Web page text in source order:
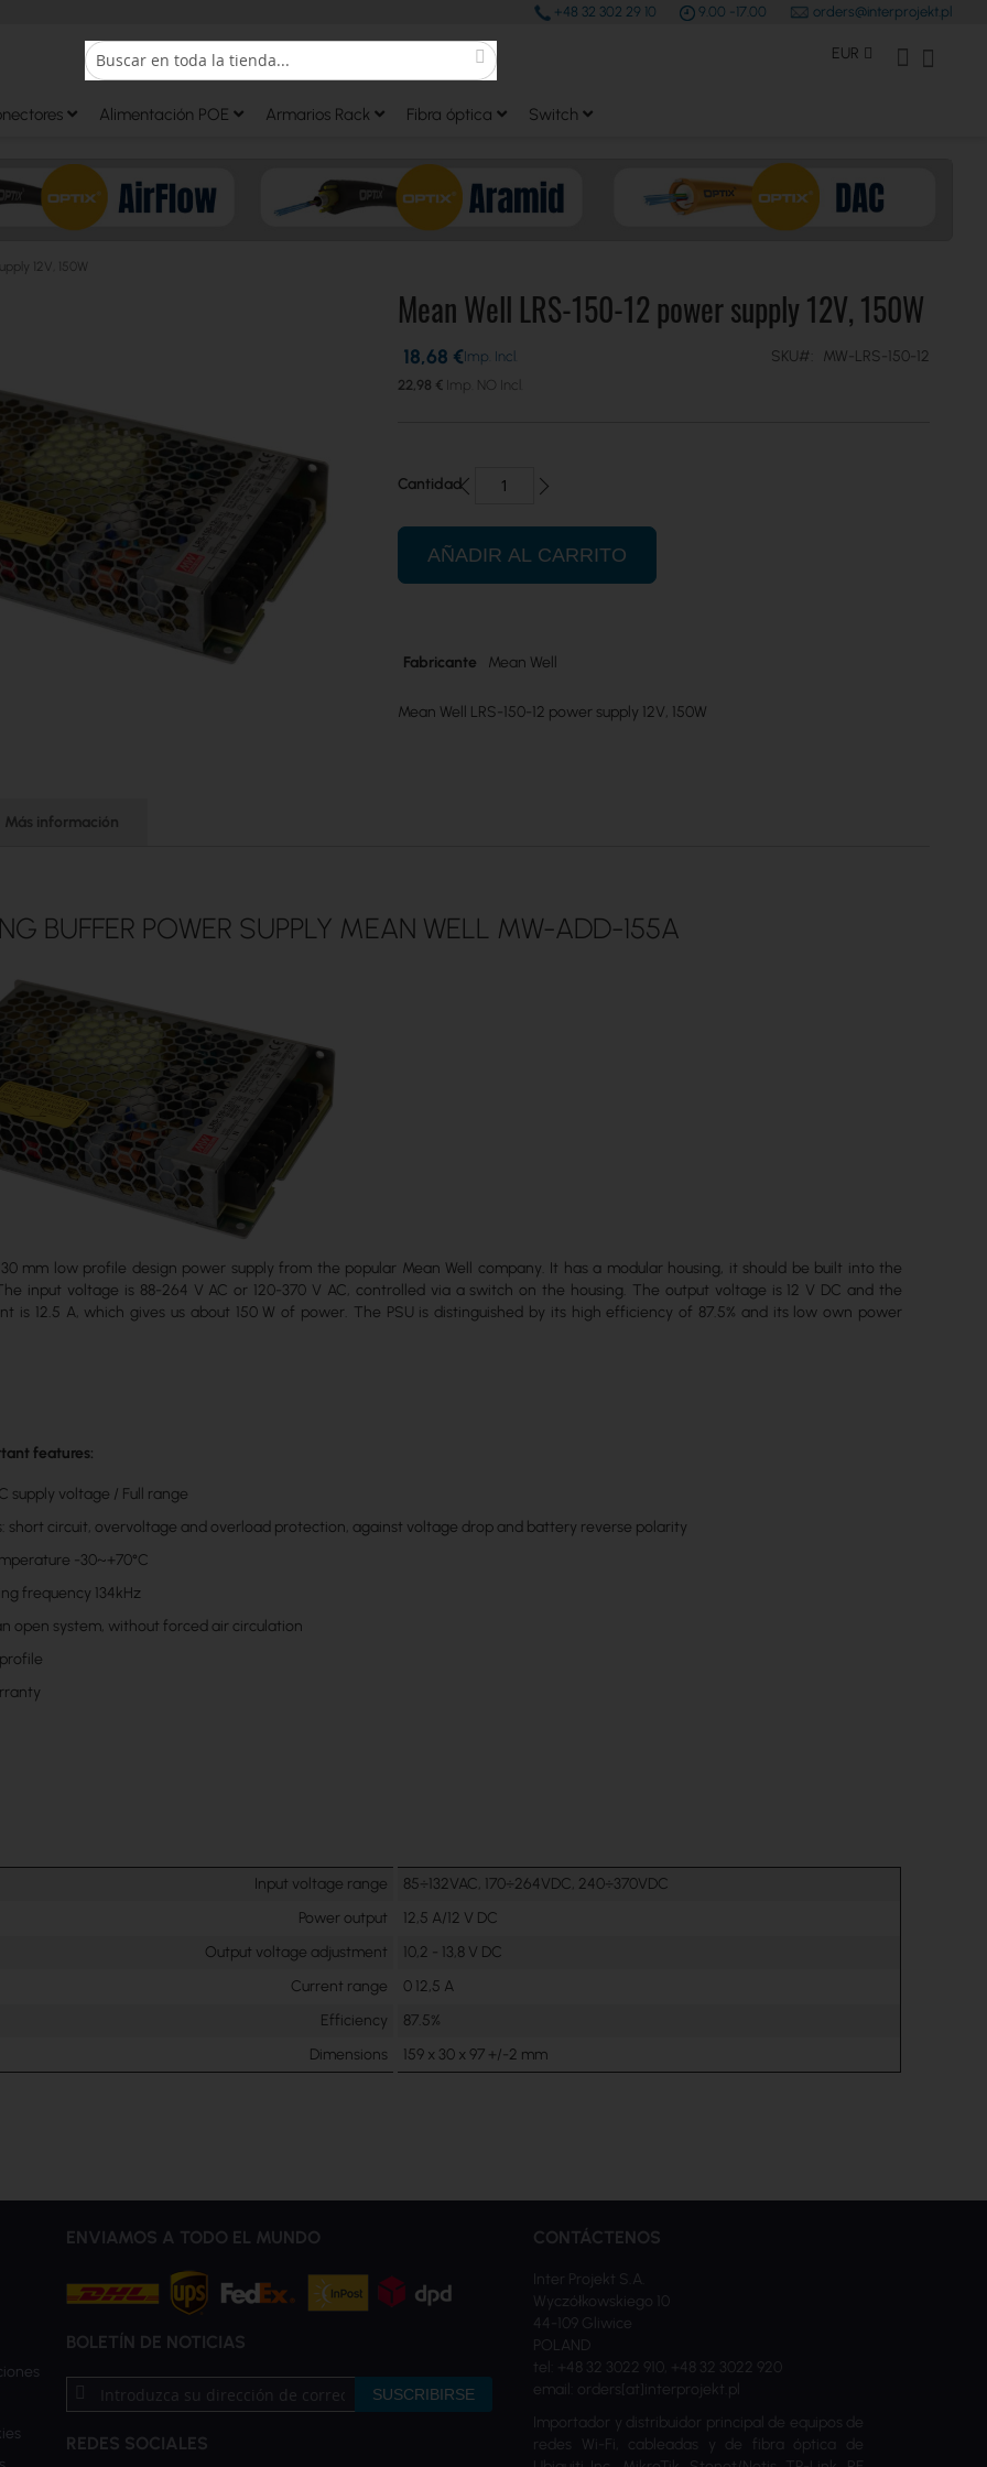
+48 32 302 29 10 9.00 -17.00 orders@interprojekt.pl
Search
Search Moneda
EUR Mi Cuenta
Alimentación POE Armarios Rack Fibra óptica Switch
12V, 150W
Mean Well LRS-150-12 power supply 12V, 150W
22,98 €
18,68 € SKU MW-LRS-150-12
Cantidad
AÑADIR AL CARRITO
Más
Fabricante Mean Well
Mean Well LRS-150-12 power supply 12V, 150W
Más información
BUFFER POWER SUPPLY MEAN WELL MW-ADD-155A
30 mm low profile design power supply from the popular Mean Well company. It has a modular housing, it should be built into the
The input voltage is 88-264 V AC or 120-370 V AC, controlled via a switch on the housing. The output voltage is 12 V DC and the
is 12.5 A, which gives us about 150 W of power. The PSU is distinguished by its high efficiency of 87.5% and its low own power
features:
supply voltage / Full range
short circuit, overvoltage and overload protection, against voltage drop and battery reverse polarity
-30~+70°C
frequency 134kHz
open system, without forced air circulation
Input voltage range
85÷132VAC, 170÷264VDC, 240÷370VDC
Power output
12,5 A/12 V DC
Output voltage adjustment
10,2 - 13,8 V DC
Current range
0 12,5 A
Efficiency
87.5%
Dimensions
159 x 30 x 97 +/-2 mm
ENVIAMOS A TODO EL MUNDO
BOLETÍN DE NOTICIAS
a
boletín
SUSCRIBIRSE
REDES SOCIALES
CONTÁCTENOS
Inter Projekt S.A.
Wyczółkowskiego 10
44-109 Gliwice
POLAND
tel: +48 32 3022 910, +48 32 3022 920
email: orders[at]interprojekt.pl
Importador y distribuidor principal de equipos de
redes Wi-Fi, cableadas y de fibra óptica de